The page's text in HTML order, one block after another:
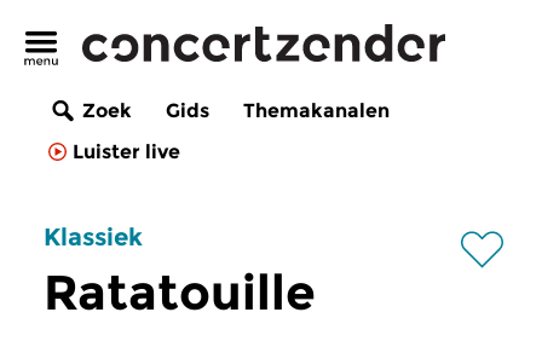
Zoek Gids
Themakanalen
Luister live
Klassiek
Ratatouille